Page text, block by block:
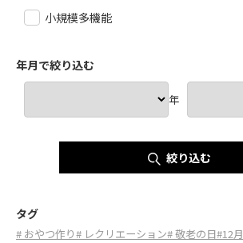
小規模多機能
年月で絞り込む
年
絞り込む
タグ
# おやつ作り# レクリエーション# 敬老の日#12月